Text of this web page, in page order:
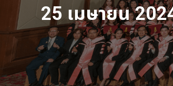
25 เมษายน